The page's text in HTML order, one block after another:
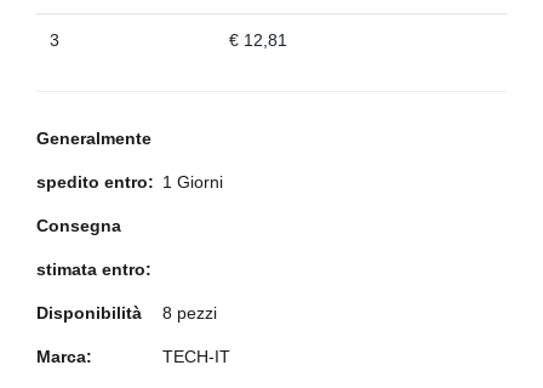
3 € 12,81
Generalmente
spedito entro: 1 Giorni
Consegna
stimata entro:
Disponibilità 8 pezzi
Marca: TECH-IT